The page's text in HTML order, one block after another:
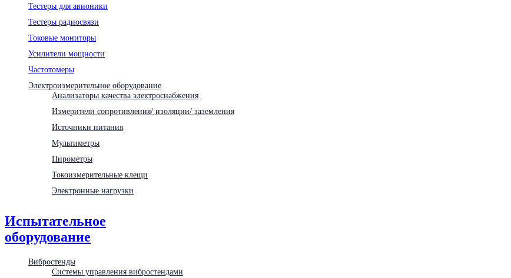
Тестеры для авионики
Тестеры радиосвязи
Токовые мониторы
Усилители мощности
Частотомеры
Электроизмерительное оборудование
Анализаторы качества электроснабжения
Измерители сопротивления/ изоляции/ заземления
Источники питания
Мультиметры
Пирометры
Токоизмерительные клещи
Электронные нагрузки
Испытательное
оборудование
Вибростенды
Системы управления вибростендами